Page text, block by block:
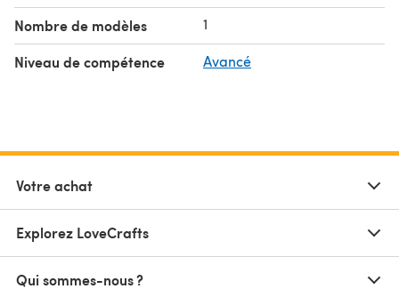
Nombre de modèles 1
Niveau de compétence Avancé
Votre achat
Explorez LoveCrafts
Qui sommes-nous ?